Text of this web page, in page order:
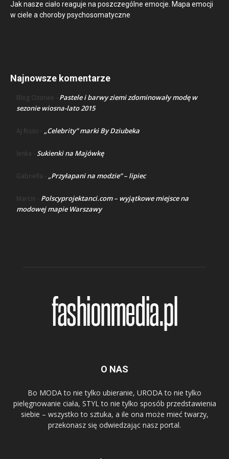
Jak nasze ciało reaguje na poszczególne emocje. Mapa emocji
w ciele a choroby psychosomatyczne
Najnowsze komentarze
Blog Ozonee - Pastele i barwy ziemi zdominowały modę w
sezonie wiosna-lato 2015
AJ Risso - „Celebrity” marki By Dziubeka
lenka - Sukienki na Majówkę
Gabriella - „Przyłapani na modzie” – lipiec
Marcin - Polscyprojektanci.com – wyjątkowe miejsce na
modowej mapie Warszawy
O NAS
Bo MODA to nie tylko ubieranie, URODA to nie tylko
pielęgnowanie ciała, STYL to nie tylko sposób przedstawienia
siebie – wszystko to sztuka, a ile ona może mieć twarzy,
przekonasz się odwiedzając nasz portal.